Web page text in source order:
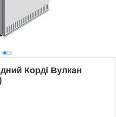
Корді Вулкан